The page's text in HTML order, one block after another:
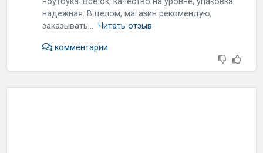
надежная. В целом, магазин рекомендую,
заказывать...Читать отзыв
комментарии